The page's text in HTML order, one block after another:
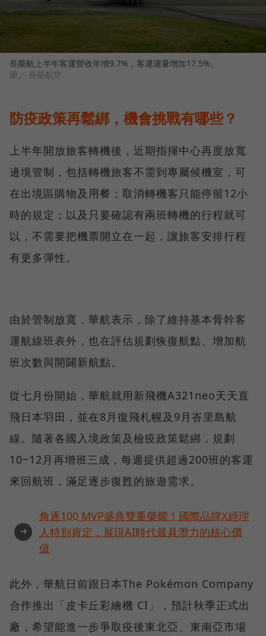
長榮航上半年客運營收年增9.7%，客運運量增加17.5%。
圖／ 長榮航空
防疫政策再鬆綁，機會挑戰有哪些？
上半年開放旅客轉機後，近期指揮中心再度放寬
邊境管制，包括轉機旅客不需到專屬候機室，可
在出境區購物及用餐；取消轉機客只能停留12小
時的規定；以及只要確認有兩班轉機的行程就可
以，不需要把機票開立在一起，讓旅客安排行程
有更多彈性。
由於管制放寬，華航表示，除了維持基本骨幹客
運航線班表外，也在評估規劃恢復航點、增加航
班次數與開闢新航點。
從七月份開始，華航就用新飛機A321neo天天直
飛日本羽田，並在8月復飛札幌及9月峇里島航
線。隨著各國入境政策及檢疫政策鬆綁，規劃
10~12月再增班三成，每週提供超過200班的客運
來回航班，滿足逐步復甦的旅遊需求。
➜
角逐100 MVP盛典雙重榮耀！國際品牌X經理
人特別肯定，展現AI時代最具潛力的核心價
值
此外，華航日前跟日本The Pokémon Company
合作推出「皮卡丘彩繪機 CI」，預計秋季正式出
廠，希望能進一步爭取疫後東北亞、東南亞市場